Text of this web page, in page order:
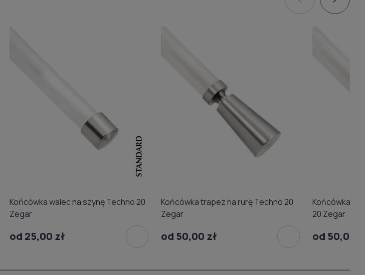
Końcówka walec na szynę Techno 20
Zegar
od 25,00 zł
Końcówka trapez na rurę Techno 20
Zegar
od 50,00 zł
Końcówka
20 Zegar
od 50,00